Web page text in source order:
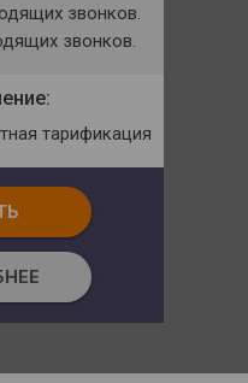
звонков.
звонков.
тарификация